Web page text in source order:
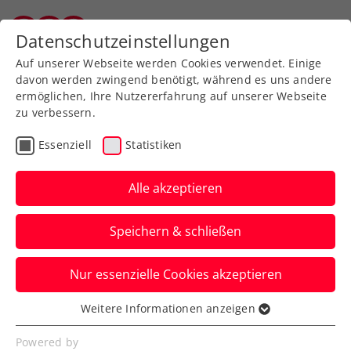
Zurück zur Newsübersicht
Turniere
Erste Bank Open glänzen
mit 10 Stars aus den Top
20 der Weltrangliste
Das ATP-500-Turnier in der Wiener
Stadthalle bietet auch 2024 ein
erstklassiges Teilnehmerfeld.
Verfasst von: Presseaussendung / Redaktion, 02.10.2024
Datenschutzeinstellungen
Auf unserer Webseite werden Cookies verwendet. Einige
davon werden zwingend benötigt, während es uns andere
ermöglichen, Ihre Nutzererfahrung auf unserer Webseite
zu verbessern.
Essenziell Statistiken
Alle akzeptieren
Speichern & schließen
Nur essenzielle Cookies akzeptieren
Essenziell
Essenzielle Cookies werden für grundlegende
Weitere Informationen anzeigen
Powered by